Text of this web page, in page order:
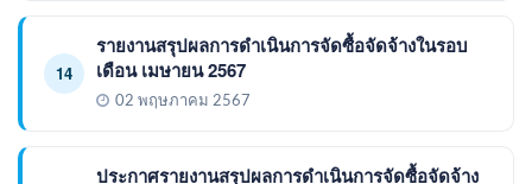
14
รายงานสรุปผลการดำเนินการจัดซื้อจัดจ้างในรอบ
เดือน เมษายน 2567
02 พฤษภาคม 2567
ประกาศรายงานสรุปผลการดำเนินการจัดซื้อจัดจ้าง